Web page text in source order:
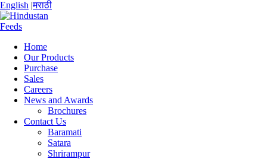
English |मराठी
Home
Our Products
Purchase
Sales
Careers
News and Awards
Brochures
Contact Us
Baramati
Satara
Shrirampur
Home
Tushar Suryakant Sawant
Tushar sawant Resume
Tushar sawant Resume
Tushar sawant Resume